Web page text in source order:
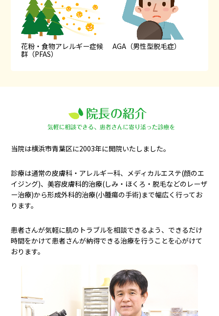
花粉・食物アレルギー症候
群（PFAS）
AGA（男性型脱毛症）
当院は横浜市青葉区に2003年に開院いたしました。
診療は通常の皮膚科・アレルギー科、メディカルエステ(顔のエ
イジング)、美容皮膚科的治療(しみ・ほくろ・脱毛などのレーザ
ー治療)から形成外科的治療(小腫瘍の手術)まで幅広く行ってお
ります。
患者さんが気軽に肌のトラブルを相談できるよう、できるだけ
時間をかけて患者さんが納得できる治療を行うことを心がけて
おります。